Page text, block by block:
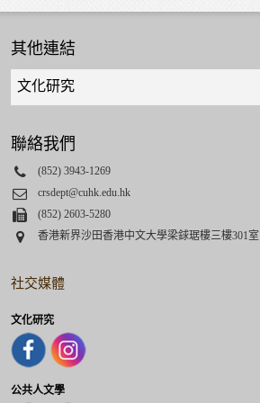
其他連結
Quick
links
select
聯絡我們
Phone
(852) 3943-1269
Email
crsdept@cuhk.edu.hk
Fax(852) 2603-5280
Address
香港新界沙田香港中文大學梁銶琚樓三樓301室
社交媒體
文化研究
公共人文學